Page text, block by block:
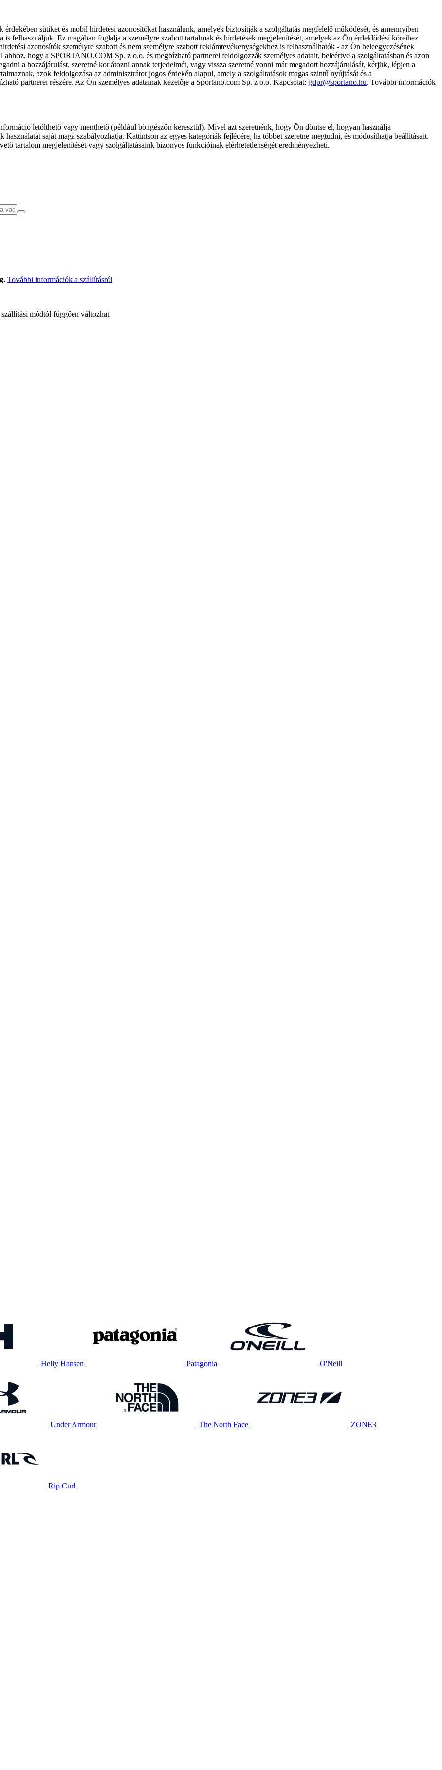
sütiket és mobil hirdetési azonosítókat használunk, amelyek biztosítják a szolgáltatás megfelelő működését, és amennyiben
is felhasználjuk. Ez magában foglalja a személyre szabott tartalmak és hirdetések megjelenítését, amelyek az Ön érdeklődési köreihez
azonosítók személyre szabott és nem személyre szabott reklámtevékenységekhez is felhasználhatók - az Ön beleegyezésének
hogy a SPORTANO.COM Sp. z o.o. és megbízható partnerei feldolgozzák személyes adatait, beleértve a szolgáltatásban és azon
a hozzájárulást, szeretné korlátozni annak terjedelmét, vagy vissza szeretné vonni már megadott hozzájárulását, kérjük, lépjen a
azok feldolgozása az adminisztrátor jogos érdekén alapul, amely a szolgáltatások magas szintű nyújtását és a
partnerei részére. Az Ön személyes adatainak kezelője a Sportano.com Sp. z o.o. Kapcsolat: gdpr@sportano.hu. További információk
letölthető vagy menthető (például böngészőn keresztül). Mivel azt szeretnénk, hogy Ön döntse el, hogyan használja
saját maga szabályozhatja. Kattintson az egyes kategóriák fejlécére, ha többet szeretne megtudni, és módosíthatja beállításait.
tartalom megjelenítését vagy szolgáltatásaink bizonyos funkcióinak elérhetetlenségét eredményezheti.
További információk a szállításról
módtól függően változhat.
Helly Hansen Patagonia O'Neill
Under Armour The North Face ZONE3
Rip Curl